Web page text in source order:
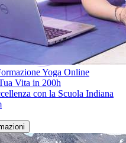
Yoga Online
Vita in 200h
con la Scuola Indiana